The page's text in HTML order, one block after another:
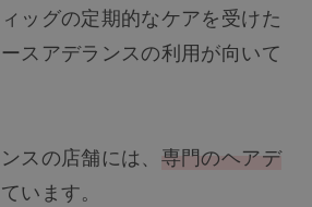
ッグの定期的なケアを受けた
スアデランスの利用が向いて
スの店舗には、 専門のヘアデ
います。